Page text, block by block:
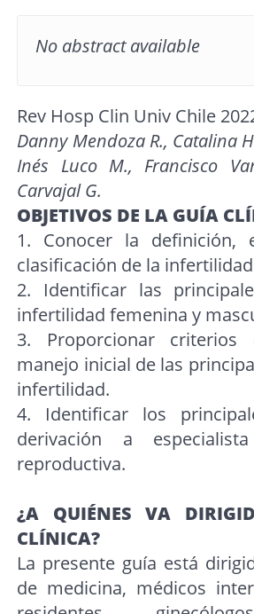
No abstract available
Rev Hosp Clin Univ Chile
Danny Mendoza R., Catalina
Inés Luco M., Francisco
Carvajal G.
OBJETIVOS DE LA GUÍA
1. Conocer la definición,
clasificación de la
2. Identificar las
infertilidad femenina y
3. Proporcionar
manejo inicial de las
infertilidad.
4. Identificar los
derivación a
reproductiva.
¿A QUIÉNES VA
CLÍNICA?
La presente guía está
de medicina, médicos